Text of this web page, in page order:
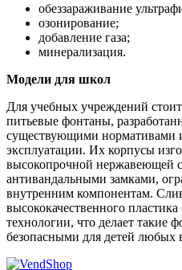
обеззараживание
озонирование;
добавление газа;
минерализация.
Модели для школ
Для учебных учреждений
питьевые фонтаны,
существующими нормативами
эксплуатации. Их корпусы
высокопрочной нержавеющей
антивандальными замками,
внутренним компонентам.
высококачественного
технологии, что делает такие
безопасными для детей любых